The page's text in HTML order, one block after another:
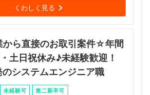
くわしく見る
ら直接のお取引案件☆年間
土日祝休み♪未経験歓迎！
のシステムエンジニア職
未経験可 第二新卒可